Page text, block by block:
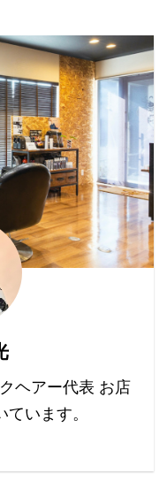
ムをだす為にパーマ
けている。 髪に艶が
。 髪にパサつく、
しい。 復元剤で「本
髪をよくする」ステ
解説 step1皮膜など
去し素髪に ...
ヘアー代表 お店
います。